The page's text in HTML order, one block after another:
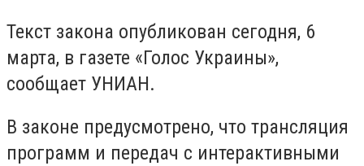
Текст закона опубликован сегодня, 6
марта, в газете «Голос Украины»,
сообщает УНИАН.
В законе предусмотрено, что трансляция
программ и передач с интерактивными